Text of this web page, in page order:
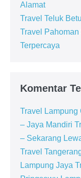
Alamat
Travel Teluk
Travel
Terpercaya
Komentar
Travel Lampung
– Jaya Mandiri
– Sekarang
Travel
Lampung Jaya